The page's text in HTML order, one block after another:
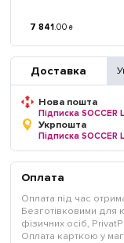
7 841.00 ₴
Доставка
Нова пошта
Підписка SOCCER
Укрпошта
Підписка SOCCER
Оплата
Оплата під час
Безготівковими для
фізичних осіб,
Оплата карткою у